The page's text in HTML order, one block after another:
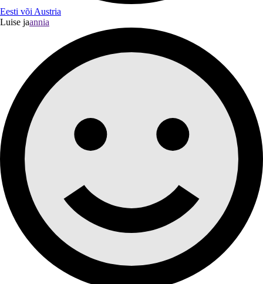
Eesti või Austria
Luise jaannia